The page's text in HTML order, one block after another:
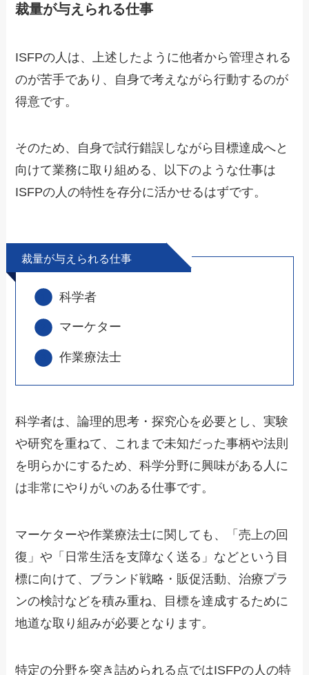
裁量が与えられる仕事
ISFPの人は、上述したように他者から管理される
のが苦手であり、自身で考えながら行動するのが
得意です。
そのため、自身で試行錯誤しながら目標達成へと
向けて業務に取り組める、以下のような仕事は
ISFPの人の特性を存分に活かせるはずです。
裁量が与えられる仕事
科学者
マーケター
作業療法士
科学者は、論理的思考・探究心を必要とし、実験
や研究を重ねて、これまで未知だった事柄や法則
を明らかにするため、科学分野に興味がある人に
は非常にやりがいのある仕事です。
マーケターや作業療法士に関しても、「売上の回
復」や「日常生活を支障なく送る」などという目
標に向けて、ブランド戦略・販促活動、治療プラ
ンの検討などを積み重ね、目標を達成するために
地道な取り組みが必要となります。
特定の分野を突き詰められる点ではISFPの人の特